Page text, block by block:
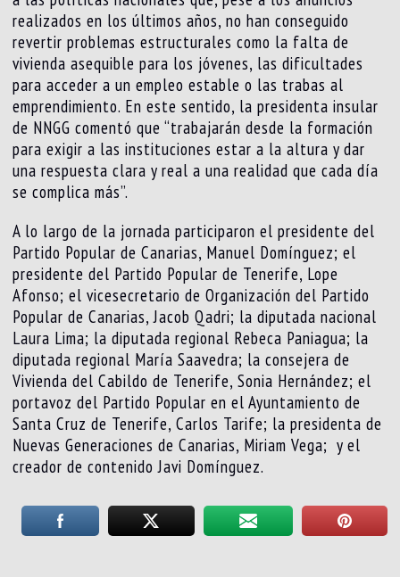
realizados en los últimos años, no han conseguido
revertir problemas estructurales como la falta de
vivienda asequible para los jóvenes, las dificultades
para acceder a un empleo estable o las trabas al
emprendimiento. En este sentido, la presidenta insular
de NNGG comentó que “trabajarán desde la formación
para exigir a las instituciones estar a la altura y dar
una respuesta clara y real a una realidad que cada día
se complica más”.
A lo largo de la jornada participaron el presidente del
Partido Popular de Canarias, Manuel Domínguez; el
presidente del Partido Popular de Tenerife, Lope
Afonso; el vicesecretario de Organización del Partido
Popular de Canarias, Jacob Qadri; la diputada nacional
Laura Lima; la diputada regional Rebeca Paniagua; la
diputada regional María Saavedra; la consejera de
Vivienda del Cabildo de Tenerife, Sonia Hernández; el
portavoz del Partido Popular en el Ayuntamiento de
Santa Cruz de Tenerife, Carlos Tarife; la presidenta de
Nuevas Generaciones de Canarias, Miriam Vega; y el
creador de contenido Javi Domínguez.